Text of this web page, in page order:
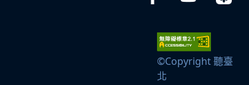
©Copyright 聽臺
北